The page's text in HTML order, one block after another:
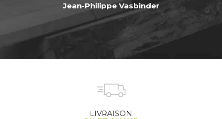
Jean-Philippe Vasbinder
LIVRAISON